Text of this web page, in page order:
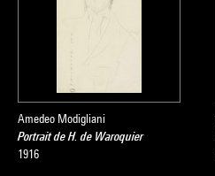
Amedeo Modigliani
Portrait de H. de Waroquier
1916